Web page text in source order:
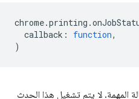
chrome.printing .
callback : function,
)
المهمة. لا يتم تشغيل هذا الحدث